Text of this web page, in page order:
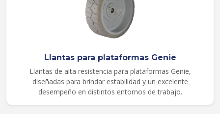
Llantas para plataformas Genie
Llantas de alta resistencia para plataformas Genie,
diseñadas para brindar estabilidad y un excelente
desempeño en distintos entornos de trabajo.